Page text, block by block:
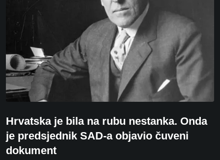
Hrvatska je bila na rubu nestanka. Onda
je predsjednik SAD-a objavio čuveni
dokument